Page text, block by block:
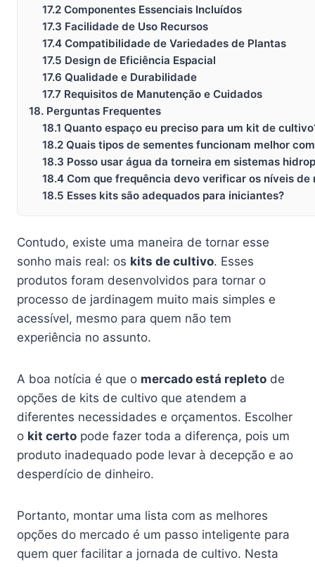
17.2 Componentes Essenciais Incluídos
17.3 Facilidade de Uso Recursos
17.4 Compatibilidade de Variedades de Plantas
17.5 Design de Eficiência Espacial
17.6 Qualidade e Durabilidade
17.7 Requisitos de Manutenção e Cuidados
18. Perguntas Frequentes
18.1 Quanto espaço eu preciso para um kit de
18.2 Quais tipos de sementes funcionam melhor
18.3 Posso usar água da torneira em sistemas
18.4 Com que frequência devo verificar os níveis
18.5 Esses kits são adequados para iniciantes?
Contudo, existe uma maneira de tornar esse
sonho mais real: os kits de cultivo. Esses
produtos foram desenvolvidos para tornar o
processo de jardinagem muito mais simples e
acessível, mesmo para quem não tem
experiência no assunto.
A boa notícia é que o mercado está repleto de
opções de kits de cultivo que atendem a
diferentes necessidades e orçamentos. Escolher
o kit certo pode fazer toda a diferença, pois um
produto inadequado pode levar à decepção e ao
desperdício de dinheiro.
Portanto, montar uma lista com as melhores
opções do mercado é um passo inteligente para
quem quer facilitar a jornada de cultivo. Nesta